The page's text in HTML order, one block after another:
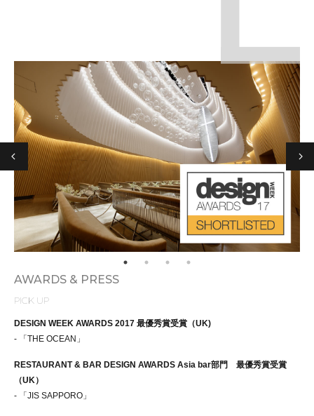
AWARDS & PRESS
PICK UP
DESIGN WEEK AWARDS 2017 最優秀賞受賞（UK)
- 「THE OCEAN」
RESTAURANT & BAR DESIGN AWARDS Asia bar部門 最優秀賞受賞
（UK）
- 「JIS SAPPORO」